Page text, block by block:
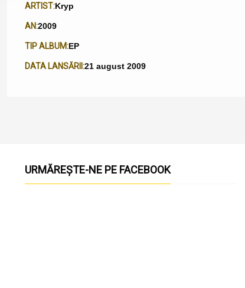
ARTIST:Kryp
AN:2009
TIP ALBUM:EP
DATA LANSĂRII:21 august 2009
URMĂREȘTE-NE PE FACEBOOK